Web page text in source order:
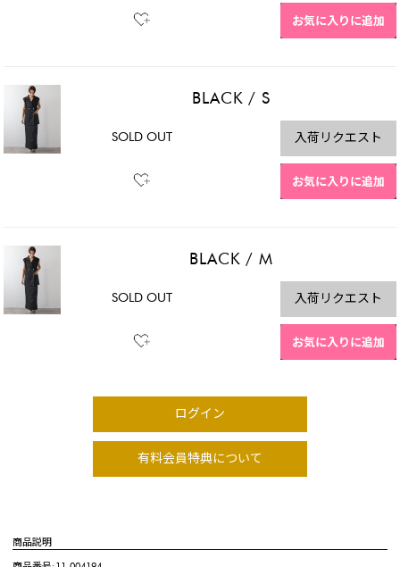
お気に入りに追加
BLACK /S
SOLD OUT 入荷リクエスト
お気に入りに追加
BLACK /M
SOLD OUT 入荷リクエスト
お気に入りに追加
ログイン
有料会員特典について
商品説明